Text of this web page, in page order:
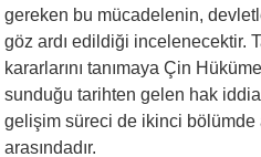
gereken bu mücadelenin,
göz ardı edildiği incelenecektir.
kararlarını tanımaya Çin
sunduğu tarihten gelen hak
gelişim süreci de ikinci bölümde
arasındadır.